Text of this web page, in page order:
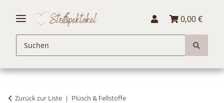
0,00 €
Zurück zur Liste Plüsch & Fellstoffe